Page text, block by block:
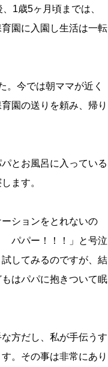
1歳5ヶ月頃までは、
園に入園し生活は一転
。今では朝ママが近く
園の送りを頼み、帰り
とお風呂に入っている
ます。
ションをとれないの
パパー！！！」と号泣
してみるのですが、結
はパパに抱きついて眠
方だし、私が手伝うす
。その事は非常にあり